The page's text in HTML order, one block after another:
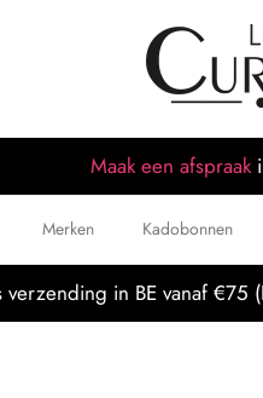
Maak een afspraak
Merken Kadobonnen
in BE vanaf €75